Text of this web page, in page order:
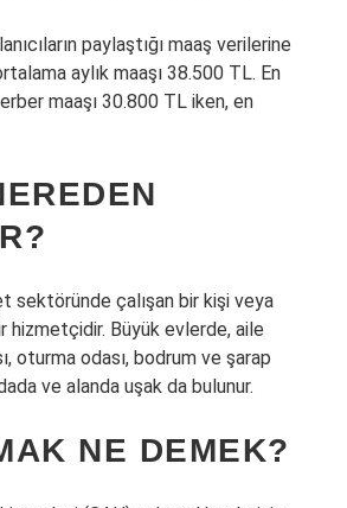
paylaştığı maaş verilerine
aylık maaşı 38.500 TL. En
maaşı 30.800 TL iken, en
sektöründe çalışan bir kişi veya
hizmetçidir. Büyük evlerde, aile
oturma odası, bodrum ve şarap
ve alanda uşak da bulunur.
NE DEMEK?